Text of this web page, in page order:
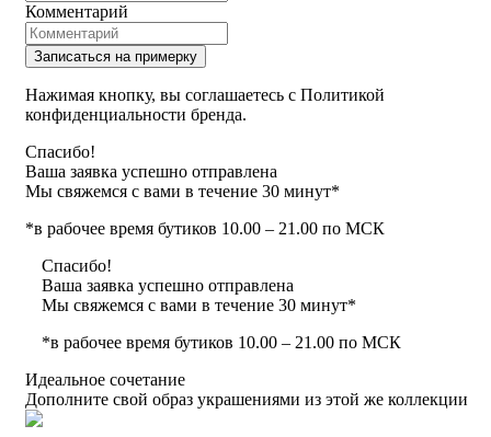
Комментарий
Записаться на примерку
Нажимая кнопку, вы соглашаетесь с Политикой
конфиденциальности бренда.
Спасибо!
Ваша заявка успешно отправлена
Мы свяжемся с вами в течение 30 минут*
*в рабочее время бутиков 10.00 – 21.00 по МСК
Спасибо!
Ваша заявка успешно отправлена
Мы свяжемся с вами в течение 30 минут*
*в рабочее время бутиков 10.00 – 21.00 по МСК
Идеальное сочетание
Дополните свой образ украшениями из этой же коллекции